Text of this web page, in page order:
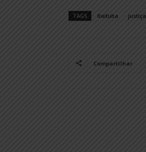
TAGS Itaituba justiça
Compartilhar